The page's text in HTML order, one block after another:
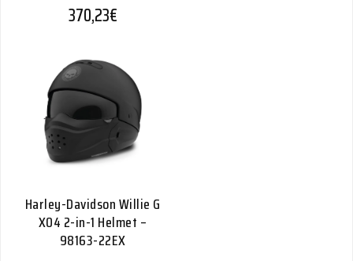
370,23€
Harley-Davidson Willie G
X04 2-in-1 Helmet –
98163-22EX